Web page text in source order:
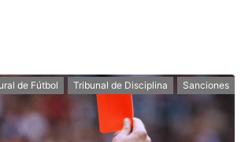
de Fútbol Tribunal de Disciplina Sanciones